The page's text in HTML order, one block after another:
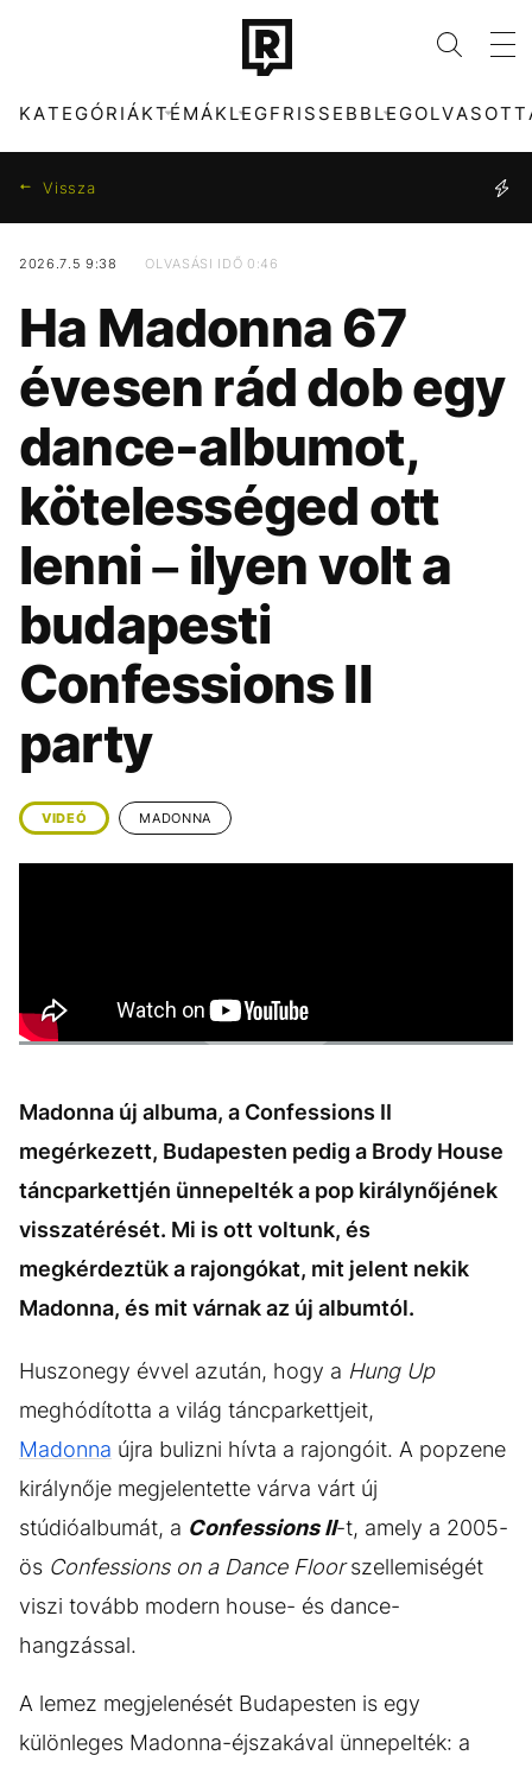
KATEGÓRIÁKTÉMÁKLEGFRISSEBB
ZENE DIVAT
KULTÚRA ENTR
FILM + SOROZAT TECH-TUDOMÁNY
SPORT TÁRSADALOM
UTAZÁS
ÉLETMÓD DESIGN
BESZÉLGETÉSEK
VIDEÓ TÖRTÉNETEK
GASZTRO
FIDESZ MAJKA
SZIGET FESZTIVÁL ENERGIAVÁLSÁG
ARIANA GRANDE KONCERT
HALÁL SEBESTYÉN BALÁZS
Vissza
2026.7.5 9:38 OLVASÁSI IDŐ 0:46
Ha Madonna 67
évesen rád dob egy
dance-albumot,
kötelességed ott
lenni – ilyen volt a
budapesti
Confessions II
party
VIDEÓ MADONNA
Madonna új albuma, a Confessions II
megérkezett, Budapesten pedig a Brody House
táncparkettjén ünnepelték a pop királynőjének
visszatérését. Mi is ott voltunk, és
megkérdeztük a rajongókat, mit jelent nekik
Madonna, és mit várnak az új albumtól.
Huszonegy évvel azután, hogy a Hung Up
meghódította a világ táncparkettjeit,
Madonna újra bulizni hívta a rajongóit. A popzene
királynője megjelentette várva várt új
stúdióalbumát, a Confessions II-t, amely a 2005-
ös Confessions on a Dance Floorszellemiségét
viszi tovább modern house- és dance-
hangzással.
A lemez megjelenését Budapesten is egy
különleges Madonna-éjszakával ünnepelték: a